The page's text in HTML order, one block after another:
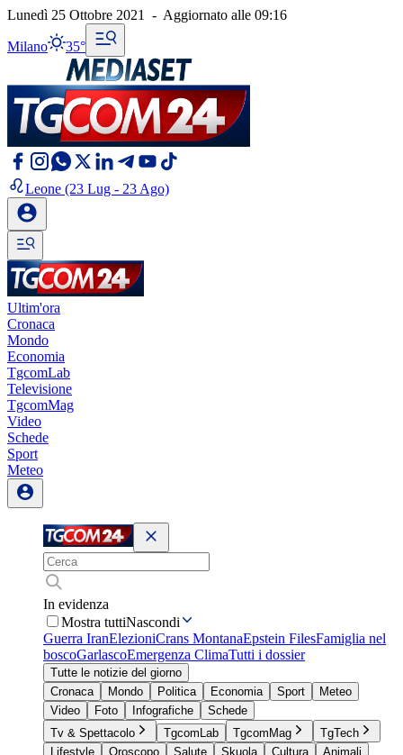
Lunedì 25 Ottobre 2021 - Aggiornato alle 09:16
Milano 35°
Leone (23 Lug - 23 Ago)
Ultim'ora
Cronaca
Mondo
Economia
TgcomLab
Televisione
TgcomMag
Video
Schede
Sport
Meteo
In evidenza
Mostra tuttiNascondi
Guerra IranElezioniCrans MontanaEpstein FilesFamiglia nel
boscoGarlascoEmergenza ClimaTutti i dossier
Tutte le notizie del giorno
Cronaca
Mondo Politica Economia Sport
Meteo
Video
Foto Infografiche
Schede
Tv & Spettacolo
TgcomLab TgcomMag
TgTech
Lifestyle
Oroscopo Salute Skuola Cultura
Animali